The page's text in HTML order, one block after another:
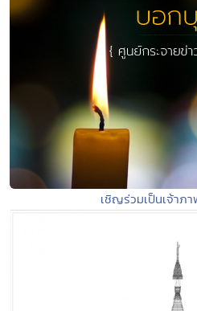
เชิญร่วมเป็นเจ้าภ